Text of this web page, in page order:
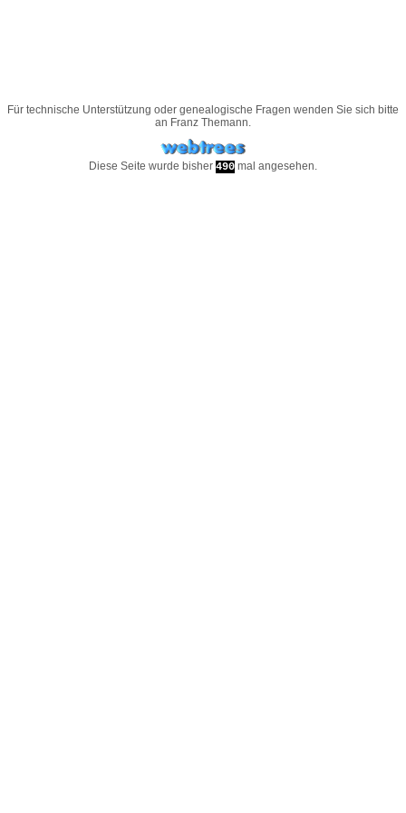
Für technische Unterstützung oder genealogische Fragen wenden Sie sich bitte
an Franz Themann.
Diese Seite wurde bisher 490 mal angesehen.